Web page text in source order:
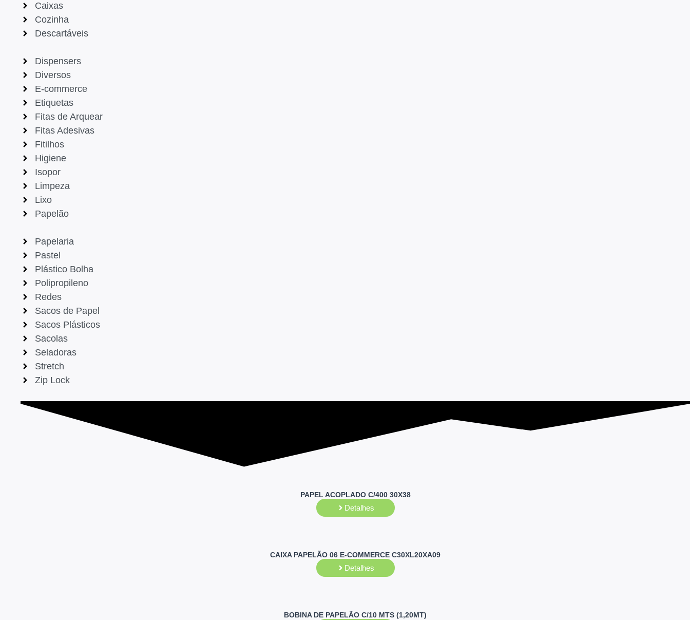
Caixas
Cozinha
Descartáveis
Dispensers
Diversos
E-commerce
Etiquetas
Fitas de Arquear
Fitas Adesivas
Fitilhos
Higiene
Isopor
Limpeza
Lixo
Papelão
Papelaria
Pastel
Plástico Bolha
Polipropileno
Redes
Sacos de Papel
Sacos Plásticos
Sacolas
Seladoras
Stretch
Zip Lock
PAPEL ACOPLADO C/400 30X38
Detalhes
CAIXA PAPELÃO 06 E-COMMERCE C30XL20XA09
Detalhes
BOBINA DE PAPELÃO C/10 MTS (1,20MT)